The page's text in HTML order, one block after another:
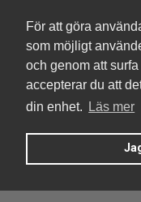
För att göra
som möjligt
och genom att
accepterar du att
din enhet.
Läs mer
www.jm.se